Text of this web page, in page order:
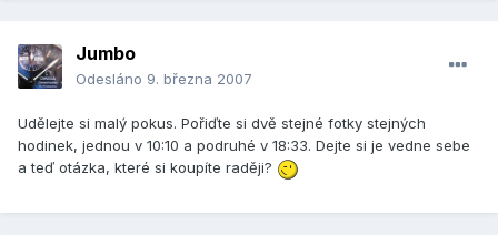
Jumbo
Odesláno 9. března 2007
Udělejte si malý pokus. Pořiďte si dvě stejné fotky stejných
hodinek, jednou v 10:10 a podruhé v 18:33. Dejte si je vedne sebe
a teď otázka, které si koupíte raději?